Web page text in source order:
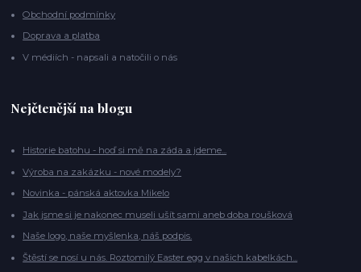
Obchodní podmínky
Doprava a platba
V médiích - napsali a natočili o nás
Nejčtenější na blogu
Historie batohu - hoď si mě na záda a jdeme...
Výroba na zakázku - nové modely?
Novinka - pánská aktovka Mikelo
Jak jsme si je nakonec museli ušít sami aneb doba roušková
Naše logo, naše myšlenka, náš podpis.
Štěstí se nosí u nás. Roztomilý Easter egg v našich kabelkách...